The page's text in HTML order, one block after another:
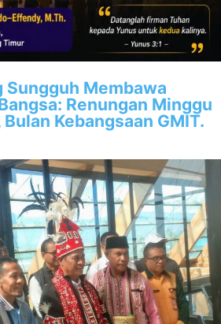
Membawa
Renungan Minggu
Kebangsaan GMIT.